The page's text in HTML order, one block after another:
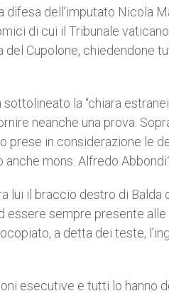
difesa dell’imputato Nicola
di cui il Tribunale
Cupolone, chiedendone
la “chiara
neanche una prova.
prese in considerazione le
anche mons. Alfredo
lui il braccio destro di Balda
essere sempre presente alle
a detta dei teste,
esecutive e tutti lo hanno